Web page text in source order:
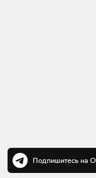
Подпишитесь на